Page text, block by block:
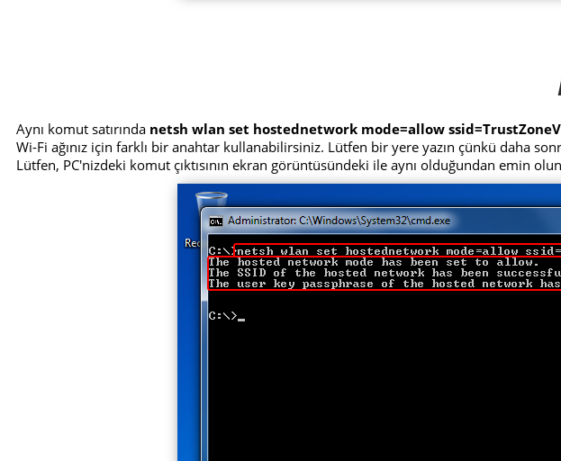
Aynı komut satırında netsh wlan set hostednetwork mode=allow
Wi-Fi ağınız için farklı bir anahtar kullanabilirsiniz. Lütfen bir yere yazın çünkü daha
Lütfen, PC'nizdeki komut çıktısının ekran görüntüsündeki ile aynı olduğundan emin